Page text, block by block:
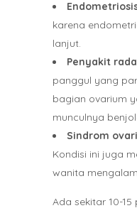
karena
lanjut.
Penyakit
panggul yang
bagian ovarium
munculnya
Sindrom
Kondisi ini juga
wanita
Ada sekitar 10-